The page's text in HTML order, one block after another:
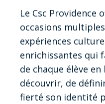
Le Csc Providence
occasions
expériences
enrichissantes qui
de chaque élève
découvrir, de
fierté son identité